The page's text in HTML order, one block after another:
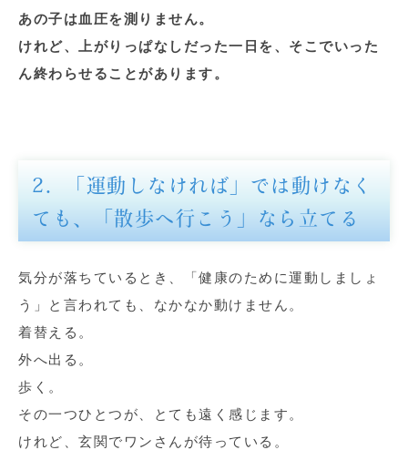
あの子は血圧を測りません。
けれど、上がりっぱなしだった一日を、そこでいった
ん終わらせることがあります。
2．「運動しなければ」では動けなく
ても、「散歩へ行こう」なら立てる
気分が落ちているとき、「健康のために運動しましょ
う」と言われても、なかなか動けません。
着替える。
外へ出る。
歩く。
その一つひとつが、とても遠く感じます。
けれど、玄関でワンさんが待っている。